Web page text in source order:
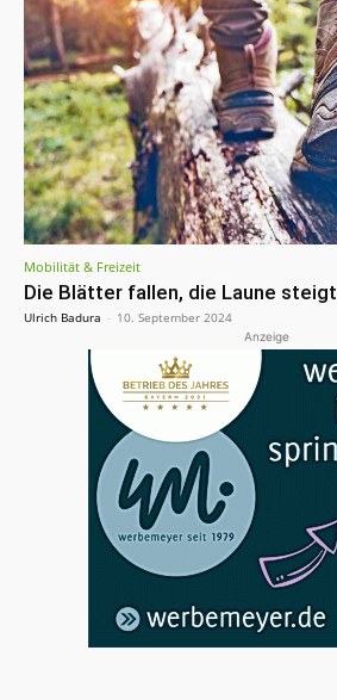
Mobilität & Freizeit
Die Blätter fallen, die Laune steigt
Ulrich Badura - 10. September 2024
Anzeige